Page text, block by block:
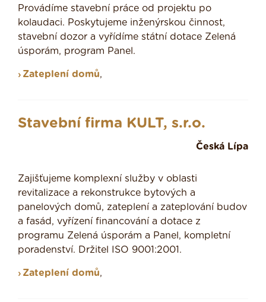
Provádíme stavební práce od projektu po
kolaudaci. Poskytujeme inženýrskou činnost,
stavební dozor a vyřídíme státní dotace Zelená
úsporám, program Panel.
Zateplení domů,
Stavební firma KULT, s.r.o.
Česká Lípa
Zajišťujeme komplexní služby v oblasti
revitalizace a rekonstrukce bytových a
panelových domů, zateplení a zateplování budov
a fasád, vyřízení financování a dotace z
programu Zelená úsporám a Panel, kompletní
poradenství. Držitel ISO 9001:2001.
Zateplení domů,